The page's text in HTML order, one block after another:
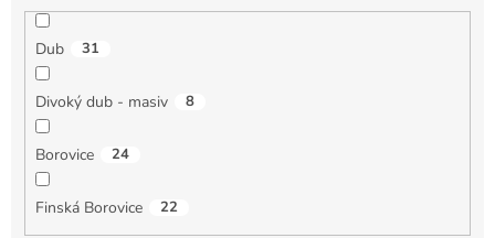
Dub 31
Divoký dub - masiv 8
Borovice 24
Finská Borovice 22